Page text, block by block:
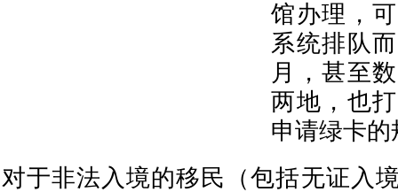
馆办理，
系统排队
月，甚至
两地，也
申请绿卡的
对于非法入境的移民（包括无证入